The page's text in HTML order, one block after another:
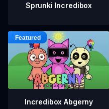
Sprunki Incredibox
Incredibox Abgerny